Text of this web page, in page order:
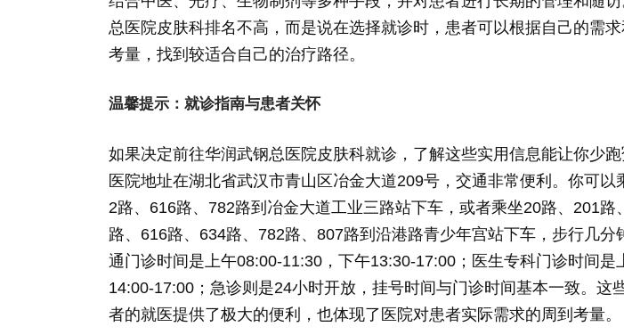
总医院皮肤科排名不高，而是说在选择就诊时，患者可以根据自己的需
考量，找到较适合自己的治疗路径。
温馨提示：就诊指南与患者关怀
如果决定前往华润武钢总医院皮肤科就诊，了解这些实用信息能让你少跑
医院地址在湖北省武汉市青山区冶金大道209号，交通非常便利。你可以
2路、616路、782路到冶金大道工业三路站下车，或者乘坐20路、201路
路、616路、634路、782路、807路到沿港路青少年宫站下车，步行几分
通门诊时间是上午08:00-11:30，下午13:30-17:00；医生专科门诊时间是
14:00-17:00；急诊则是24小时开放，挂号时间与门诊时间基本一致。这
者的就医提供了极大的便利，也体现了医院对患者实际需求的周到考量。